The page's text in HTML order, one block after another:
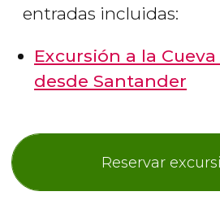
entradas incluidas:
Excursión a la
desde Santander
Reservar